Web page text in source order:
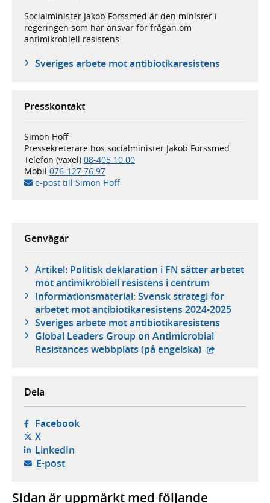
Socialminister Jakob Forssmed är den minister i
regeringen som har ansvar för frågan om
antimikrobiell resistens.
Sveriges arbete mot antibiotikaresistens
Presskontakt
Simon Hoff
Pressekreterare hos socialminister Jakob Forssmed
Telefon (växel) 08-405 10 00
Mobil 076-127 76 97
e-post till Simon Hoff
Genvägar
Artikel: Politisk deklaration i FN sätter arbetet
mot antimikrobiell resistens i centrum
Informationsmaterial: Svensk strategi för
arbetet mot antibiotikaresistens 2024-2025
Sveriges arbete mot antibiotikaresistens
Global Leaders Group on Antimicrobial
Resistances webbplats (på engelska) - extern
Dela
Facebook- öppnas i ny flik, extern webbplats,
X- öppnas i ny flik, extern webbplats,
LinkedIn- öppnas i ny flik, extern webbplats,
E-post- öppnar din e-postklient,
Sidan är uppmärkt med följande